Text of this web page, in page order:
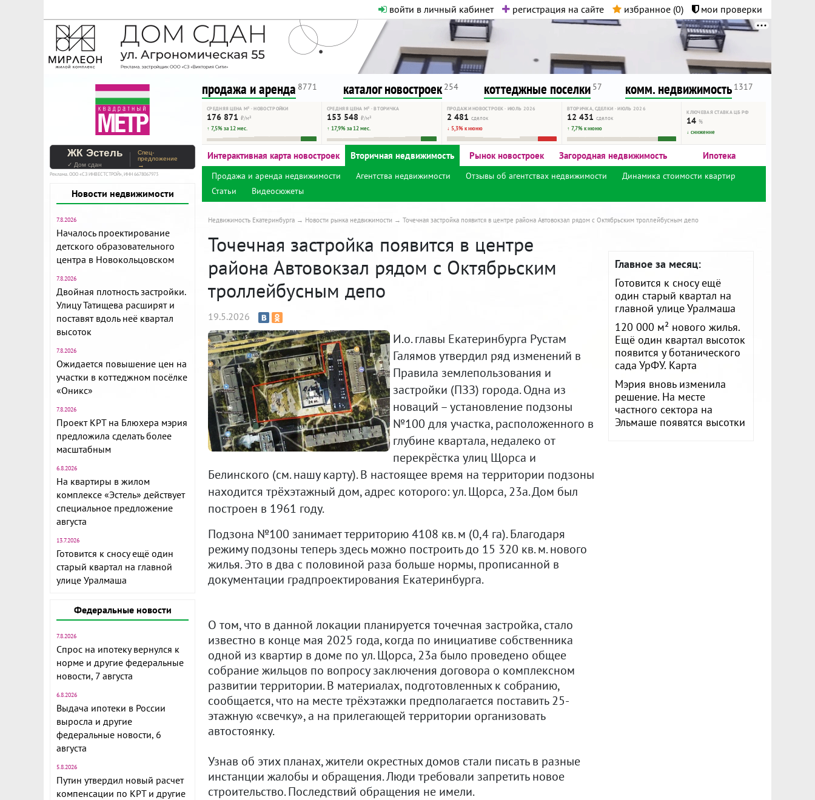
войти в личный кабинет регистрация на сайте избранное (0) мои проверки
На Метре реклама - только нормальная. Никакого шок-контента.
Помогайте независимому ресурсу, как он помогает вам. Удачи!
продажа и аренда 8771 каталог новостроек 254 коттеджные поселки 57 комм. недвижимость 1317
СРЕДНЯЯ ЦЕНА М² · НОВОСТРОЙКИ
176 871 ₽/м²
↑ 7,5% за 12 мес.
СРЕДНЯЯ ЦЕНА М² · ВТОРИЧКА
153 548 ₽/м²
↑ 17,9% за 12 мес.
ПРОДАЖИ НОВОСТРОЕК · ИЮЛЬ 2026
2 481 сделок
↓ 5,3% к июню
ВТОРИЧКА, СДЕЛКИ · ИЮЛЬ 2026
12 431 сделок
↑ 7,7% к июню
КЛЮЧЕВАЯ СТАВКА ЦБ РФ
14%
↓ снижение
ЖК Эстель
✓ Дом сдан
Спец-
предложение
→
Реклама. ООО «СЗ ИНВЕСТСТРОЙ», ИНН 6678067973
Новости недвижимости
7.8.2026
Началось проектирование
детского образовательного
центра в Новокольцовском
7.8.2026
Двойная плотность застройки.
Улицу Татищева расширят и
поставят вдоль неё квартал
высоток
7.8.2026
Ожидается повышение цен на
участки в коттеджном посёлке
«Оникс»
7.8.2026
Проект КРТ на Блюхера мэрия
предложила сделать более
масштабным
6.8.2026
На квартиры в жилом
комплексе «Эстель» действует
специальное предложение
августа
13.7.2026
Готовится к сносу ещё один
старый квартал на главной
улице Уралмаша
Федеральные новости
7.8.2026
Спрос на ипотеку вернулся к
норме и другие федеральные
новости, 7 августа
6.8.2026
Выдача ипотеки в России
выросла и другие
федеральные новости, 6
августа
5.8.2026
Путин утвердил новый расчет
компенсации по КРТ и другие
Интерактивная карта новостроек Вторичная недвижимость Рынок новостроек Загородная недвижимость Ипотека
Продажа и аренда недвижимости Агентства недвижимости Отзывы об агентствах недвижимости
Динамика стоимости квартир
Статьи
Видеосюжеты
Недвижимость Екатеринбурга Новости рынка недвижимости Точечная застройка появится в центре района Автовокзал рядом с Октябрьским троллейбусным депо
Точечная застройка появится в центре
района Автовокзал рядом с Октябрьским
троллейбусным депо
19.5.2026
И.о. главы Екатеринбурга Рустам
Галямов утвердил ряд изменений в
Правила землепользования и
застройки (ПЗЗ) города. Одна из
новаций – установление подзоны
№100 для участка, расположенного в
глубине квартала, недалеко от
перекрёстка улиц Щорса и
Белинского (см. нашу карту). В настоящее время на территории подзоны
находится трёхэтажный дом, адрес которого: ул. Щорса, 23а. Дом был
построен в 1961 году.
Подзона №100 занимает территорию 4108 кв. м (0,4 га). Благодаря
режиму подзоны теперь здесь можно построить до 15 320 кв. м. нового
жилья. Это в два с половиной раза больше нормы, прописанной в
документации градпроектирования Екатеринбурга.
О том, что в данной локации планируется точечная застройка, стало
известно в конце мая 2025 года, когда по инициативе собственника
одной из квартир в доме по ул. Щорса, 23а было проведено общее
собрание жильцов по вопросу заключения договора о комплексном
развитии территории. В материалах, подготовленных к собранию,
сообщается, что на месте трёхэтажки предполагается поставить 25-
этажную «свечку», а на прилегающей территории организовать
автостоянку.
Узнав об этих планах, жители окрестных домов стали писать в разные
инстанции жалобы и обращения. Люди требовали запретить новое
строительство. Последствий обращения не имели.
Главное за месяц:
Готовится к сносу ещё
один старый квартал на
главной улице Уралмаша
120 000 м² нового жилья.
Ещё один квартал высоток
появится у ботанического
сада УрФУ. Карта
Мэрия вновь изменила
решение. На месте
частного сектора на
Эльмаше появятся высотки